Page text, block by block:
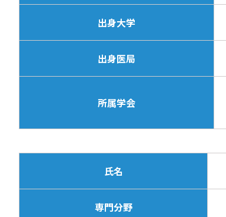
出身大学
出身医局
所属学会
氏名
専門分野